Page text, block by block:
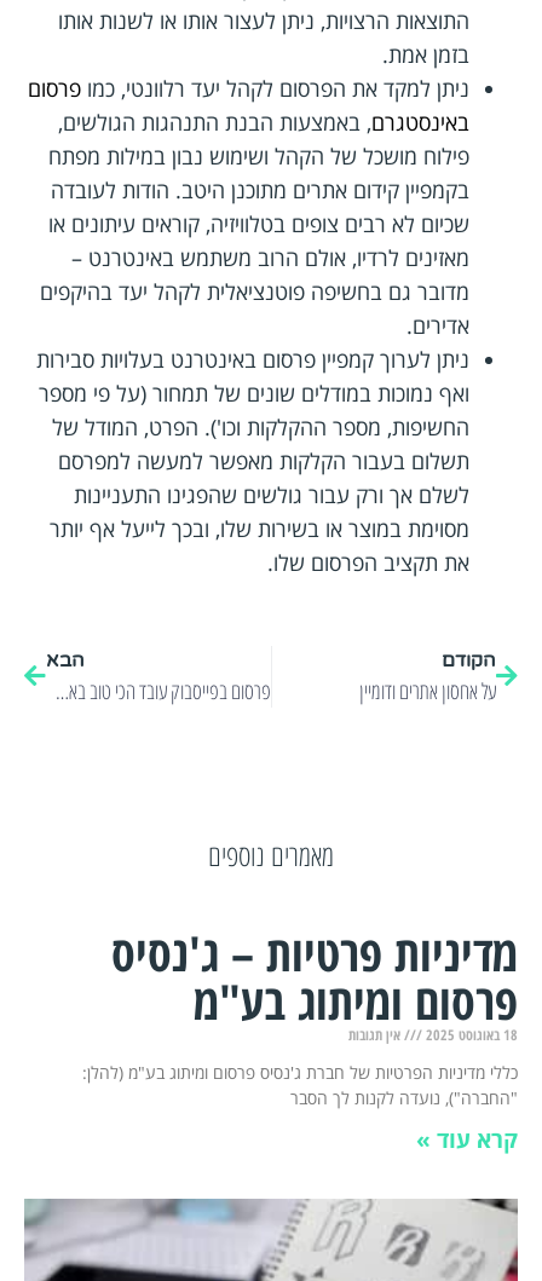
התוצאות הרצויות, ניתן לעצור אותו או לשנות אותו
בזמן אמת.
ניתן למקד את הפרסום לקהל יעד רלוונטי, כמו פרסום
באינסטגרם, באמצעות הבנת התנהגות הגולשים,
פילוח מושכל של הקהל ושימוש נבון במילות מפתח
בקמפיין קידום אתרים מתוכנן היטב. הודות לעובדה
שכיום לא רבים צופים בטלוויזיה, קוראים עיתונים או
מאזינים לרדיו, אולם הרוב משתמש באינטרנט –
מדובר גם בחשיפה פוטנציאלית לקהל יעד בהיקפים
אדירים.
ניתן לערוך קמפיין פרסום באינטרנט בעלויות סבירות
ואף נמוכות במודלים שונים של תמחור (על פי מספר
החשיפות, מספר ההקלקות וכו'). הפרט, המודל של
תשלום בעבור הקלקות מאפשר למעשה למפרסם
לשלם אך ורק עבור גולשים שהפגינו התעניינות
מסוימת במוצר או בשירות שלו, ובכך לייעל אף יותר
את תקציב הפרסום שלו.
הקודם
על אחסון אתרים ודומיין
הבא
פרסום בפייסבוק עובד הכי טוב באמצע השבוע
מאמרים נוספים
מדיניות פרטיות – ג'נסיס
פרסום ומיתוג בע"מ
18 באוגוסט 2025 אין תגובות
כללי מדיניות הפרטיות של חברת ג'נסיס פרסום ומיתוג בע"מ (להלן:
"החברה"), נועדה לקנות לך הסבר
קרא עוד »